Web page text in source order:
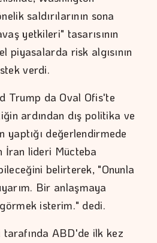
saldırılarının sona
yetkileri" tasarısının
piyasalarda risk algısının
verdi.
Trump da Oval Ofis'te
ardından dış politika ve
yaptığı değerlendirmede
İran lideri Mücteba
belirterek, "Onunla
Bir anlaşmaya
isterim." dedi.
ABD'de ilk kez